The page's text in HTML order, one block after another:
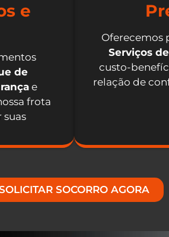
e
de
e
frota
Oferecemos
Serviços
custo-
relação de
SOCORRO AGORA